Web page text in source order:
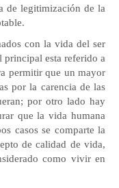
de legitimización de la
con la vida del ser
principal esta referido a
permitir que un mayor
por la carencia de las
por otro lado hay
que la vida humana
casos se comparte la
de calidad de vida,
como vivir en